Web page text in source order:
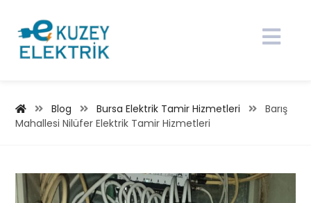
Blog Bursa Elektrik Tamir Hizmetleri
Barış
Mahallesi Nilüfer Elektrik Tamir Hizmetleri